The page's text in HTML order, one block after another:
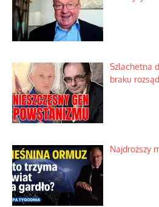
Szlachetna
braku
Najdroższy